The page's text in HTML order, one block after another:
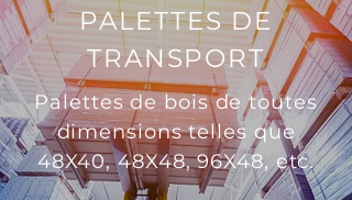
PALETTES DE
TRANSPORT
Palettes de bois de toutes
dimensions telles que
48X40, 48X48, 96X48, etc.